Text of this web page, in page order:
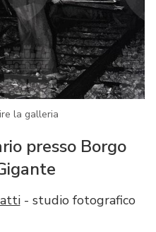
la galleria
presso Borgo
- studio fotografico